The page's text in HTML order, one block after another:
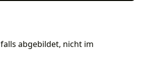
abgebildet, nicht im